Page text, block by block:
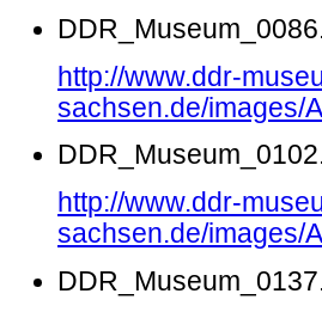
http://www.ddr-
sachsen.de/images/
http://www.ddr-
sachsen.de/images/